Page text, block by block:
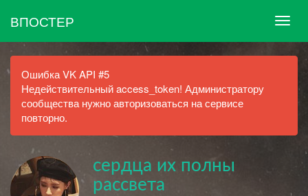
ВПОСТЕР
Ошибка VK API #5
Недействительный access_token! Администратору
сообщества нужно авторизоваться на сервисе
повторно.
сердца их полны
рассвета